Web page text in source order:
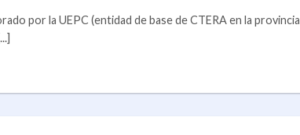
por la UEPC (entidad de base de CTERA en la provincia